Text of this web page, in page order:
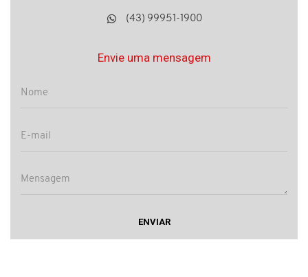
(43) 99951-1900
Envie uma mensagem
ENVIAR